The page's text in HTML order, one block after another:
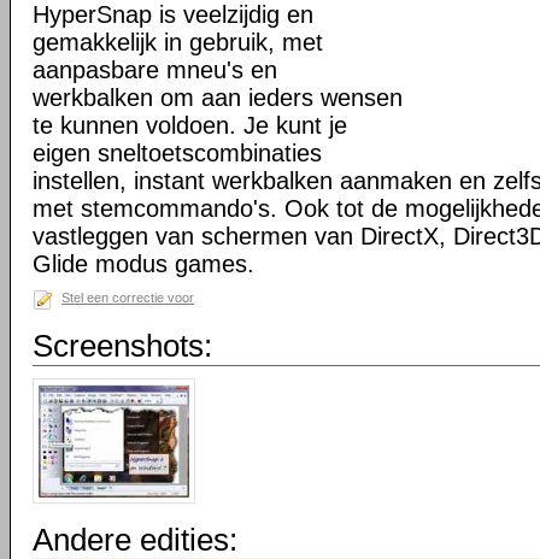
HyperSnap is veelzijdig en
gemakkelijk in gebruik, met
aanpasbare mneu's en
werkbalken om aan ieders wensen
te kunnen voldoen. Je kunt je
eigen sneltoetscombinaties
instellen, instant werkbalken aanmaken en
met stemcommando's. Ook tot de
vastleggen van schermen van DirectX,
Glide modus games.
Stel een correctie voor
Screenshots:
Andere edities: